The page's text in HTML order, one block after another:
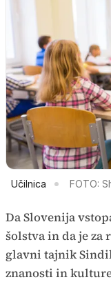
Učilnica FOTO:
Da Slovenija
šolstva in da je
glavni tajnik
znanosti in